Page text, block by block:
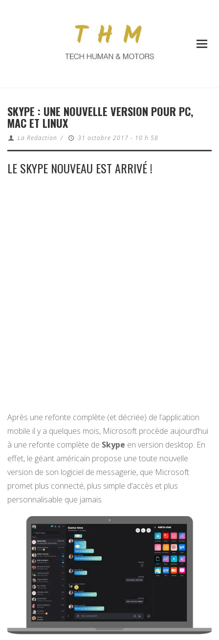
SKYPE : UNE NOUVELLE VERSION POUR PC,
MAC ET LINUX
La Redaction / 31 octobre 2017 - 10 h 58
LE SKYPE NOUVEAU EST ARRIVÉ !
Après une refonte complète (et décriée) de l’application
mobile il y a quelques mois, Microsoft procède aujourd’hui
à une refonte complète de Skype en version desktop. En
effet, le géant américain propose une toute nouvelle
version de son logiciel de messagerie, que Microsoft
promet plus connecté, plus simple d’accès et plus
personnalisable que jamais.